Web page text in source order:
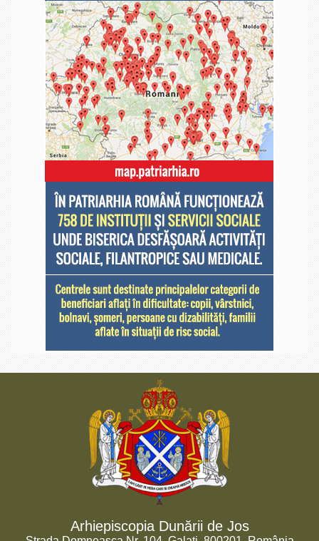
Arhiepiscopia Dunării de Jos